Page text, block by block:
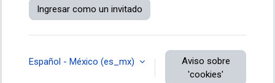
Ingresar como un invitado
Español - México ‎(es_mx)‎
Aviso sobre
'cookies'